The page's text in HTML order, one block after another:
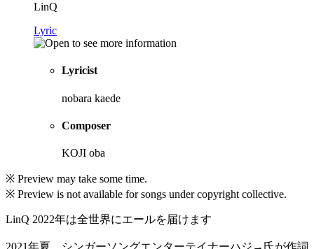
LinQ
Lyric
Lyricist
nobara kaede
Composer
KOJI oba
※ Preview may take some time.
※ Preview is not available for songs under copyright collective.
LinQ 2022年は全世界にエールを届けます